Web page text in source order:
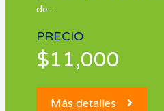
de…
PRECIO
$11,000
Más detalles